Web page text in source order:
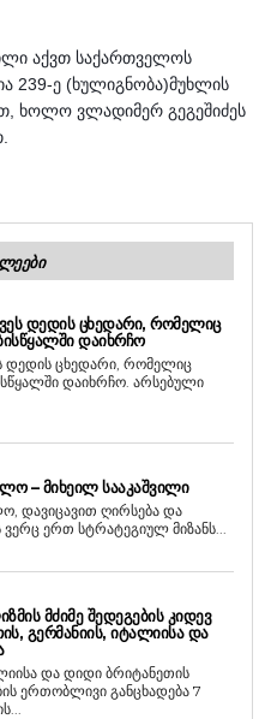
აქვთ საქართველოს
239-ე (ხულიგნობა)მუხლის
ხოლო ვლადიმერ გეგეშიძეს
ᲓᲔᲓᲘᲡ ᲪᲮᲔᲓᲐᲠᲘ, ᲠᲝᲛᲔᲚᲘᲪ
ᲓᲐᲘᲮᲠᲩᲝ
დედის ცხედარი, რომელიც
დაიხრჩო. არსებული
– ᲛᲘᲮᲔᲘᲚ ᲡᲐᲐᲙᲐᲨᲕᲘᲚᲘ
დავიცავით ღირსება და
ერთ სტრატეგიულ მიზანს...
ᲛᲫᲘᲛᲔ ᲨᲔᲓᲔᲒᲔᲑᲘᲡ ᲙᲘᲓᲔᲕ
ᲒᲔᲠᲛᲐᲜᲘᲘᲡ, ᲘᲢᲐᲚᲘᲘᲡᲐ ᲓᲐ
და დიდი ბრიტანეთის
ერთობლივი განცხადება 7